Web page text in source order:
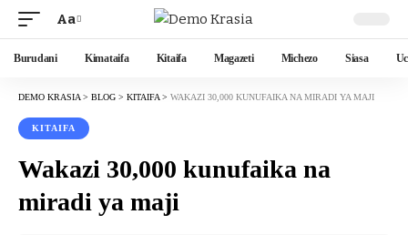
Aa
Burudani Kimataifa Kitaifa Magazeti Michezo Siasa
DEMO KRASIA > BLOG > KITAIFA > WAKAZI 30,000 KUNUFAIKA NA MIRADI YA MAJI
KITAIFA
Wakazi 30,000 kunufaika na
miradi ya maji